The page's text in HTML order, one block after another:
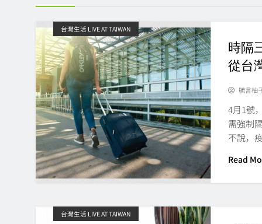
台灣生活 LIVE AT TAIWAN
時隔
從台
毓言柚
4月1號
需強制
不說，
Read
台灣生活 LIVE AT TAIWAN